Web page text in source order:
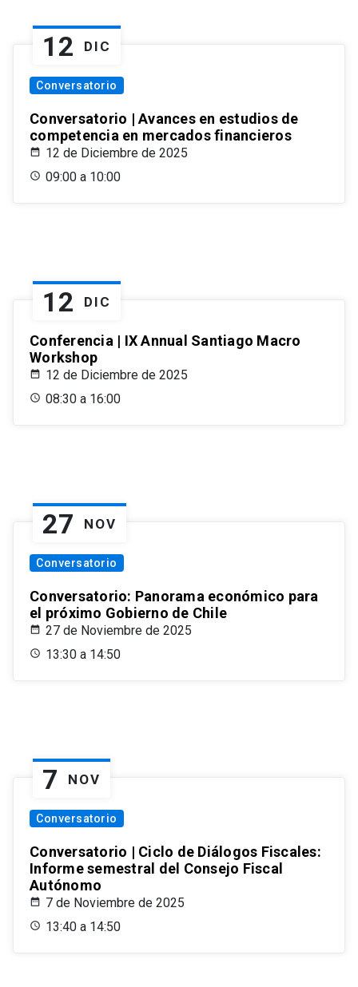
12 DIC
Conversatorio
Conversatorio | Avances en estudios de
competencia en mercados financieros
12 de Diciembre de 2025
09:00 a 10:00
12 DIC
Conferencia | IX Annual Santiago Macro
Workshop
12 de Diciembre de 2025
08:30 a 16:00
27 NOV
Conversatorio
Conversatorio: Panorama económico para
el próximo Gobierno de Chile
27 de Noviembre de 2025
13:30 a 14:50
7 NOV
Conversatorio
Conversatorio | Ciclo de Diálogos Fiscales:
Informe semestral del Consejo Fiscal
Autónomo
7 de Noviembre de 2025
13:40 a 14:50